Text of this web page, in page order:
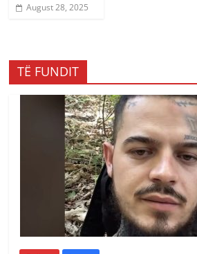
August 28, 2025
TË FUNDIT